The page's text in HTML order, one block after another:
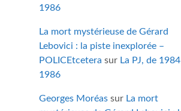
1986
La mort mystérieuse de Gérard
Lebovici : la piste inexplorée –
POLICEtcetera sur La PJ, de
1986
Georges Moréas sur La mort